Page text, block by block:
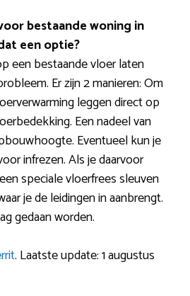
bestaande woning in
een optie?
een bestaande vloer laten
Er zijn 2 manieren: Om
leggen direct op
Een nadeel van
Eventueel kun je
infrezen. Als je daarvoor
speciale vloerfrees sleuven
je de leidingen in aanbrengt.
gedaan worden.
. Laatste update: 1 augustus